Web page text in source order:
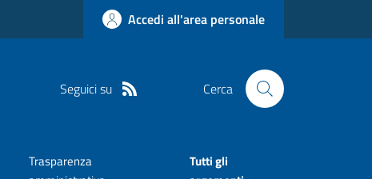
Accedi all'area personale
Seguici su Cerca
Trasparenza
Tutti gli